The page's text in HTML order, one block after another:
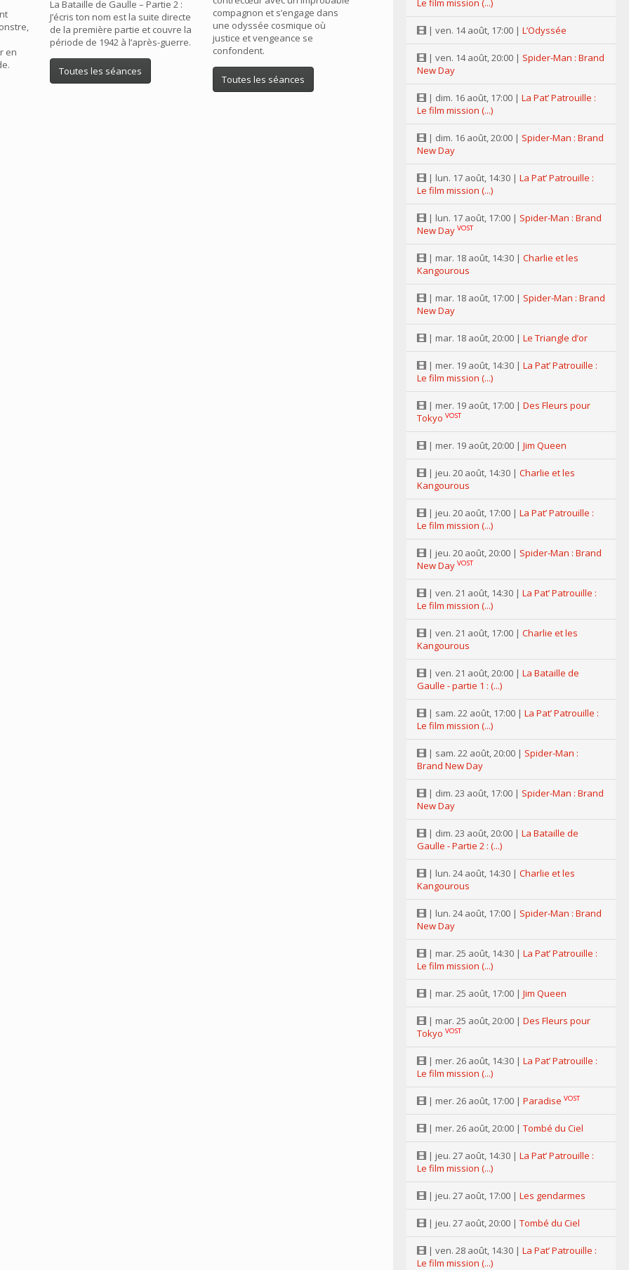
en
La Bataille de Gaulle – Partie 2 :
J’écris ton nom est la suite directe
de la première partie et couvre la
période de 1942 à l’après-guerre.
Toutes les séances
compagnon et s’engage dans
une odyssée cosmique où
justice et vengeance se
confondent.
Toutes les séances
Le film mission (...)
| ven. 14 août, 17:00 | L’Odyssée
| ven. 14 août, 20:00 | Spider-Man : Brand
New Day
| dim. 16 août, 17:00 | La Pat’ Patrouille :
Le film mission (...)
| dim. 16 août, 20:00 | Spider-Man : Brand
New Day
| lun. 17 août, 14:30 | La Pat’ Patrouille :
Le film mission (...)
| lun. 17 août, 17:00 | Spider-Man : Brand
New Day VOST
| mar. 18 août, 14:30 | Charlie et les
Kangourous
| mar. 18 août, 17:00 | Spider-Man : Brand
New Day
| mar. 18 août, 20:00 | Le Triangle d’or
| mer. 19 août, 14:30 | La Pat’ Patrouille :
Le film mission (...)
| mer. 19 août, 17:00 | Des Fleurs pour
Tokyo VOST
| mer. 19 août, 20:00 | Jim Queen
| jeu. 20 août, 14:30 | Charlie et les
Kangourous
| jeu. 20 août, 17:00 | La Pat’ Patrouille :
Le film mission (...)
| jeu. 20 août, 20:00 | Spider-Man : Brand
New Day VOST
| ven. 21 août, 14:30 | La Pat’ Patrouille :
Le film mission (...)
| ven. 21 août, 17:00 | Charlie et les
Kangourous
| ven. 21 août, 20:00 | La Bataille de
Gaulle - partie 1 : (...)
| sam. 22 août, 17:00 | La Pat’ Patrouille :
Le film mission (...)
| sam. 22 août, 20:00 | Spider-Man :
Brand New Day
| dim. 23 août, 17:00 | Spider-Man : Brand
New Day
| dim. 23 août, 20:00 | La Bataille de
Gaulle - Partie 2 : (...)
| lun. 24 août, 14:30 | Charlie et les
Kangourous
| lun. 24 août, 17:00 | Spider-Man : Brand
New Day
| mar. 25 août, 14:30 | La Pat’ Patrouille :
Le film mission (...)
| mar. 25 août, 17:00 | Jim Queen
| mar. 25 août, 20:00 | Des Fleurs pour
Tokyo VOST
| mer. 26 août, 14:30 | La Pat’ Patrouille :
Le film mission (...)
| mer. 26 août, 17:00 | Paradise VOST
| mer. 26 août, 20:00 | Tombé du Ciel
| jeu. 27 août, 14:30 | La Pat’ Patrouille :
Le film mission (...)
| jeu. 27 août, 17:00 | Les gendarmes
| jeu. 27 août, 20:00 | Tombé du Ciel
| ven. 28 août, 14:30 | La Pat’ Patrouille :
Le film mission (...)